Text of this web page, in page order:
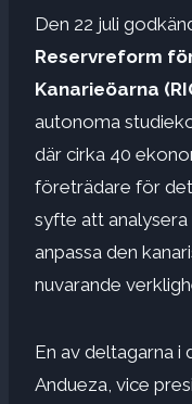
Den 22 juli
Reservreform
Kanarieöarna
autonoma
där cirka 40
företrädare för
syfte att
anpassa den
nuvarande
En av deltagarna i
Andueza, vice